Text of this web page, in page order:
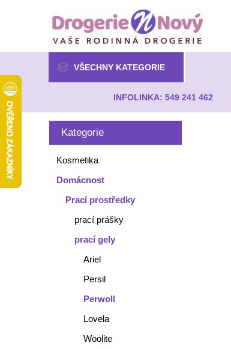
VŠECHNY KATEGORIE
INFOLINKA: 549 241 462
Kategorie
Kosmetika
Domácnost
Prací prostředky
prací prášky
prací gely
Ariel
Persil
Perwoll
Lovela
Woolite